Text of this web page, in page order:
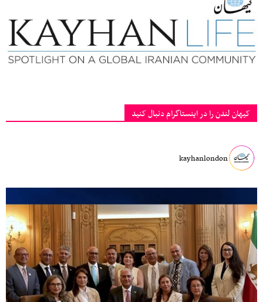
کیهان لندن را در اینستاگرام دنبال کنید
kayhanlondon